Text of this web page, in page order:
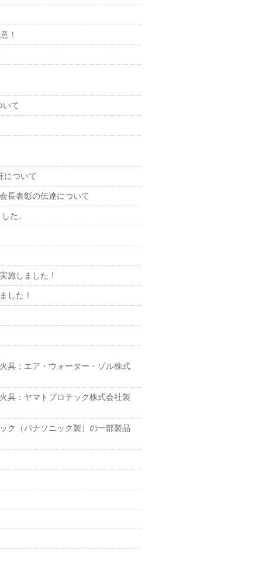
！
いて
について
長表彰の伝達について
た。
施しました！
した！
具：エア・ウォーター・ゾル株式
具：ヤマトプロテック株式会社製
ク（パナソニック製）の一部製品